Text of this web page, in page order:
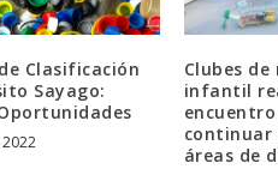
Clasificación
Sayago:
Clubes
infantil
continuar
áreas de